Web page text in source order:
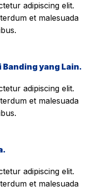
adipiscing elit.
et malesuada
yang Lain.
adipiscing elit.
et malesuada
adipiscing elit.
et malesuada